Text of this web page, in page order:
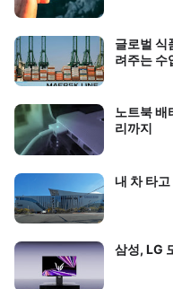
글로벌 식
려주는 수
노트북 배
리까지
내 차 타
삼성, LG